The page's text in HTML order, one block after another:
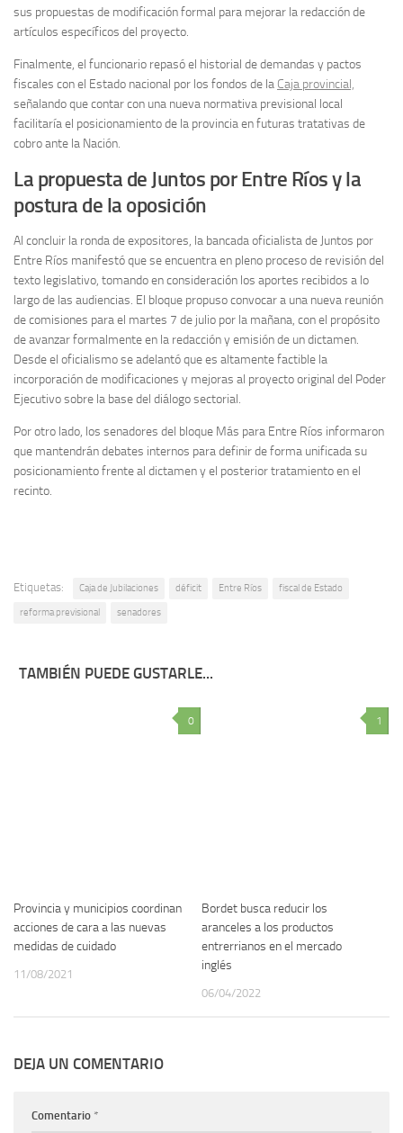
sus propuestas de modificación formal para mejorar la redacción de
artículos específicos del proyecto.
Finalmente, el funcionario repasó el historial de demandas y pactos
fiscales con el Estado nacional por los fondos de la Caja provincial,
señalando que contar con una nueva normativa previsional local
facilitaría el posicionamiento de la provincia en futuras tratativas de
cobro ante la Nación.
La propuesta de Juntos por Entre Ríos y la
postura de la oposición
Al concluir la ronda de expositores, la bancada oficialista de Juntos por
Entre Ríos manifestó que se encuentra en pleno proceso de revisión del
texto legislativo, tomando en consideración los aportes recibidos a lo
largo de las audiencias. El bloque propuso convocar a una nueva reunión
de comisiones para el martes 7 de julio por la mañana, con el propósito
de avanzar formalmente en la redacción y emisión de un dictamen.
Desde el oficialismo se adelantó que es altamente factible la
incorporación de modificaciones y mejoras al proyecto original del Poder
Ejecutivo sobre la base del diálogo sectorial.
Por otro lado, los senadores del bloque Más para Entre Ríos informaron
que mantendrán debates internos para definir de forma unificada su
posicionamiento frente al dictamen y el posterior tratamiento en el
recinto.
Etiquetas: Caja de Jubilaciones déficit Entre Ríos fiscal de Estado
reforma previsional senadores
TAMBIÉN PUEDE GUSTARLE...
0
Provincia y municipios coordinan
acciones de cara a las nuevas
medidas de cuidado
11/08/2021
1
Bordet busca reducir los
aranceles a los productos
entrerrianos en el mercado
inglés
06/04/2022
DEJA UN COMENTARIO
Comentario *